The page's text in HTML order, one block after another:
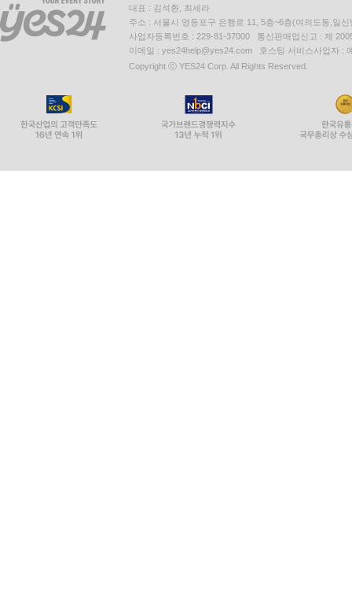
대표 : 김석환, 최세라
주소 : 서울시 영등포구 은행로 11, 5층~6층(여의도동,일신
사업자등록번호 : 229-81-37000 통신판매업신고 : 제
이메일 : yes24help@yes24.com 호스팅 서비스사업자 :
Copyright ⓒ YES24 Corp. All Rights Reserved.